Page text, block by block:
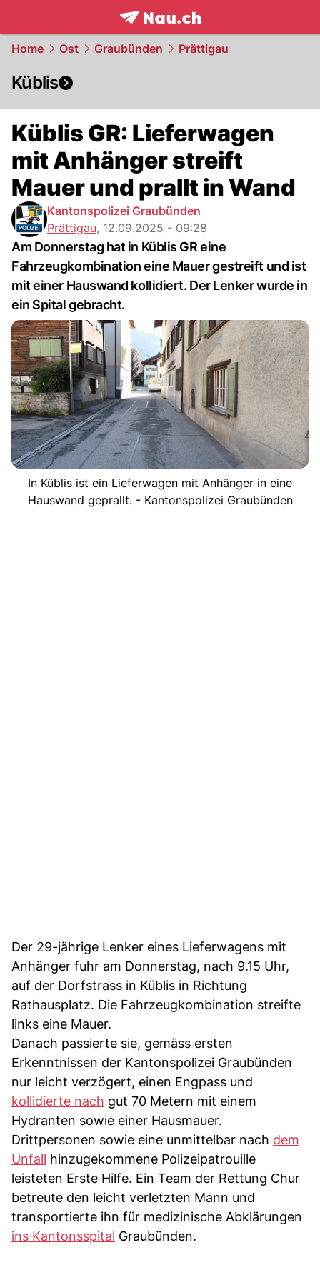
frontpage.NAU.ch
Home Ost Graubünden Prättigau
Küblis
Küblis GR: Lieferwagen
mit Anhänger streift
Mauer und prallt in Wand
Kantonspolizei Graubünden
Prättigau, 12.09.2025 - 09:28
Am Donnerstag hat in Küblis GR eine
Fahrzeugkombination eine Mauer gestreift und ist
mit einer Hauswand kollidiert. Der Lenker wurde in
ein Spital gebracht.
In Küblis ist ein Lieferwagen mit Anhänger in eine
Hauswand geprallt. - Kantonspolizei Graubünden
Der 29-jährige Lenker eines Lieferwagens mit
Anhänger fuhr am Donnerstag, nach 9.15 Uhr,
auf der Dorfstrass in Küblis in Richtung
Rathausplatz. Die Fahrzeugkombination streifte
links eine Mauer.
Danach passierte sie, gemäss ersten
Erkenntnissen der Kantonspolizei Graubünden
nur leicht verzögert, einen Engpass und
kollidierte nach gut 70 Metern mit einem
Hydranten sowie einer Hausmauer.
Drittpersonen sowie eine unmittelbar nach dem
Unfall hinzugekommene Polizeipatrouille
leisteten Erste Hilfe. Ein Team der Rettung Chur
betreute den leicht verletzten Mann und
transportierte ihn für medizinische Abklärungen
ins Kantonsspital Graubünden.